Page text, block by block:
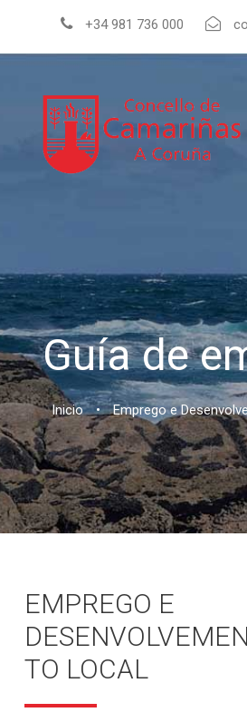
+34 981 736 000
Guía de
Inicio • Emprego e
EMPREGO E
DESENVOLVEMEN
TO LOCAL